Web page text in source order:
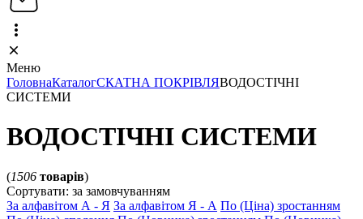
Меню
ГоловнаКаталогСКАТНА ПОКРІВЛЯВОДОСТІЧНІ
СИСТЕМИ
ВОДОСТІЧНІ СИСТЕМИ
(1506 товарів)
Сортувати: за замовчуванням
За алфавітом А - Я За алфавітом Я - А По (Ціна) зростанням